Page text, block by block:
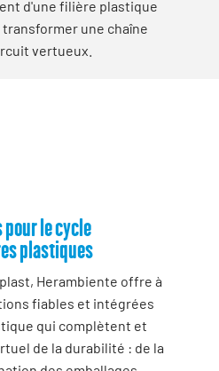
d'une filière plastique
une chaîne
vertueux.
le cycle
plastiques
Herambiente offre à
fiables et intégrées
qui complètent et
de la durabilité : de la